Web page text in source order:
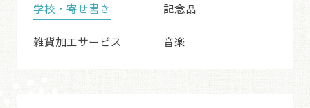
学校・寄せ書き 記念品
雑貨加工サービス 音楽